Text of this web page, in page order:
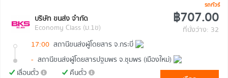
รถทัวร์
บริษัท ขนส่ง จำกัด
Economy Class (ม.1ข)
฿707.00
ที่นั่งว่าง: 32
17:00 สถานีขนส่งผู้โดยสาร จ.กระบี่
- สถานีขนส่งผู้โดยสารปฐมพร จ.ชุมพร (เมืองใหม่)
เลื่อนตั๋ว
คืนตั๋ว